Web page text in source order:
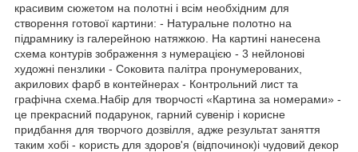
красивим сюжетом на полотні і всім необхідним для
створення готової картини: - Натуральне полотно на
підрамнику із галерейною натяжкою. На картині нанесена
схема контурів зображення з нумерацією - 3 нейлонові
художні пензлики - Соковита палітра пронумерованих,
акрилових фарб в контейнерах - Контрольний лист та
графічна схема.Набір для творчості «Картина за номерами» -
це прекрасний подарунок, гарний сувенір і корисне
придбання для творчого дозвілля, адже результат заняття
таким хобі - користь для здоров'я (відпочинок)і чудовий декор